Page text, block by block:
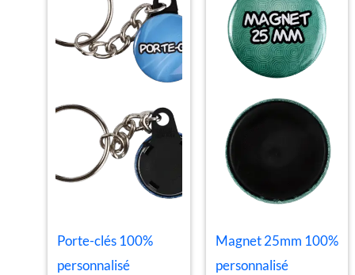
Porte-clés 100%
personnalisé
Magnet 25mm 100%
personnalisé